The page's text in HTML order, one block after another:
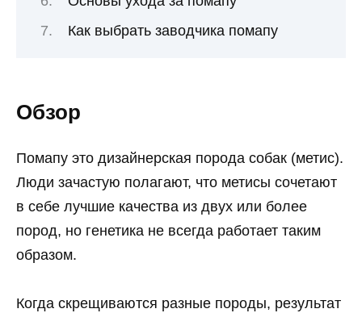
Как выбрать заводчика помапу
Обзор
Помапу это дизайнерская порода собак (метис).
Люди зачастую полагают, что метисы сочетают
в себе лучшие качества из двух или более
пород, но генетика не всегда работает таким
образом.
Когда скрещиваются разные породы, результат